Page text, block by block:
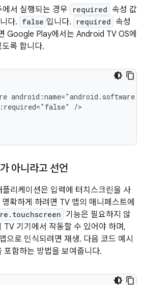
서 실행되는 경우 required 속성 값
다. false 입니다. required 속성
Google Play에서는 Android TV OS에
록 합니다.
아니라고 선언
리케이션은 입력에 터치스크린을 사
확하게 하려면 TV 앱의 매니페스트에
기능은 필요하지 않
TV 기기에서 작동할 수 있어야 하며,
으로 인식되려면 재생. 다음 코드 예시
함하는 방법을 보여줍니다.